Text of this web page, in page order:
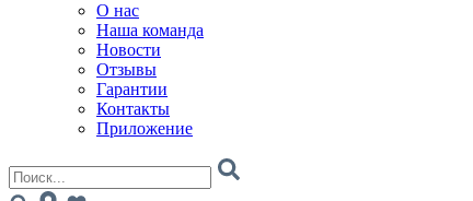
О нас
Наша команда
Новости
Отзывы
Гарантии
Контакты
Приложение